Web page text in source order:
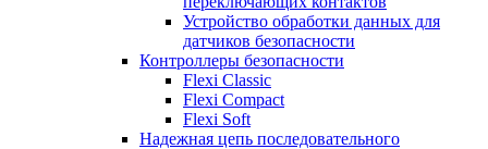
Устройство обработки данных для
датчиков безопасности
Контроллеры безопасности
Flexi Classic
Flexi Compact
Flexi Soft
Надежная цепь последовательного